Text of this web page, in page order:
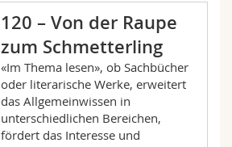
120 – Von der Raupe
zum Schmetterling
«Im Thema lesen», ob Sachbücher
oder literarische Werke, erweitert
das Allgemeinwissen in
unterschiedlichen Bereichen,
fördert das Interesse und